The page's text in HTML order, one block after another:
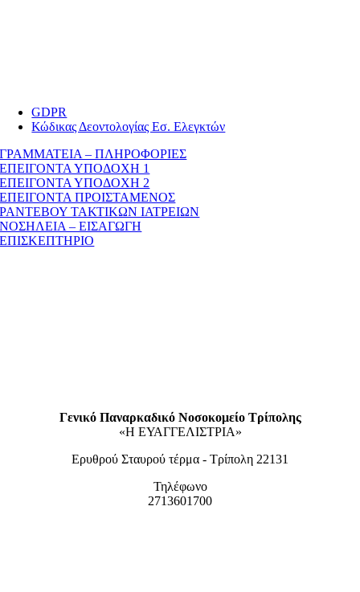
GDPR
Κώδικας Δεοντολογίας Εσ. Ελεγκτών
ΓΡΑΜΜΑΤΕΙΑ – ΠΛΗΡΟΦΟΡΙΕΣ
ΕΠΕΙΓΟΝΤΑ ΥΠΟΔΟΧΗ 1
ΕΠΕΙΓΟΝΤΑ ΥΠΟΔΟΧΗ 2
ΕΠΕΙΓΟΝΤΑ ΠΡΟΙΣΤΑΜΕΝΟΣ
ΡΑΝΤΕΒΟΥ ΤΑΚΤΙΚΩΝ ΙΑΤΡΕΙΩΝ
ΝΟΣΗΛΕΙΑ – ΕΙΣΑΓΩΓΗ
ΕΠΙΣΚΕΠΤΗΡΙΟ
Γενικό Παναρκαδικό Νοσοκομείο Τρίπολης
«Η ΕΥΑΓΓΕΛΙΣΤΡΙΑ»
Ερυθρού Σταυρού τέρμα - Τρίπολη 22131
Τηλέφωνο
2713601700